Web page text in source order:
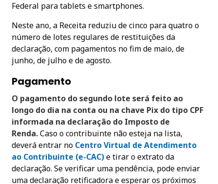
Federal para tablets e smartphones.
Neste ano, a Receita reduziu de cinco para quatro o
número de lotes regulares de restituições da
declaração, com pagamentos no fim de maio, de
junho, de julho e de agosto.
Pagamento
O pagamento do segundo lote será feito ao
longo do dia na conta ou na chave Pix do tipo CPF
informada na declaração do Imposto de
Renda.Caso o contribuinte não esteja na lista,
deverá entrar no Centro Virtual de Atendimento
ao Contribuinte (e-CAC)e tirar o extrato da
declaração. Se verificar uma pendência, pode enviar
uma declaração retificadora e esperar os próximos